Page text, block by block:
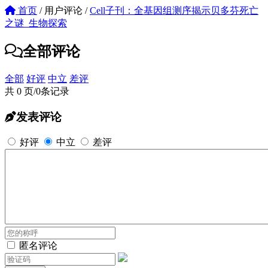
首页 /用户评论 / Cell子刊：全基因组测序揭示贝多芬死亡
之谜_生物探索
全部评论
全部 好评 中立 差评
共 0 页/0条记录
发表评论
好评 中立 差评
匿名评论